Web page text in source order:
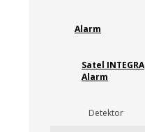
Alarm
Satel INTEGRA
Alarm
Detektor